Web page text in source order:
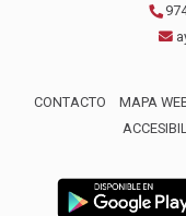
CONTACTO MAPA